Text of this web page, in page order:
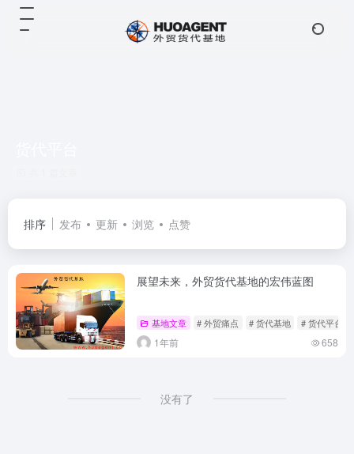
排序 发布 更新 浏览 点赞
展望未来，外贸货代基地的宏伟蓝图
基地文章 # 外贸痛点 # 货代基地 # 货代平台
1年前 658
没有了